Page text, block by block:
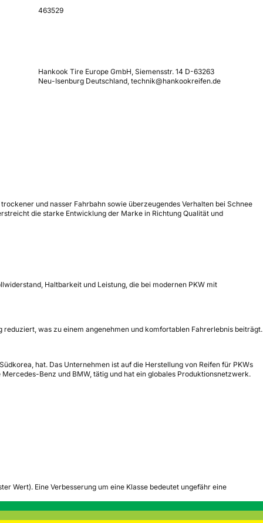
463529
Hankook Tire Europe GmbH, Siemensstr. 14 D-63263
Neu-Isenburg Deutschland, technik@hankookreifen.de
und nasser Fahrbahn sowie überzeugendes Verhalten bei Schnee
die starke Entwicklung der Marke in Richtung Qualität und
Haltbarkeit und Leistung, die bei modernen PKW mit
was zu einem angenehmen und komfortablen Fahrerlebnis beiträgt.
hat. Das Unternehmen ist auf die Herstellung von Reifen für PKWs
Benz und BMW, tätig und hat ein globales Produktionsnetzwerk.
Wert). Eine Verbesserung um eine Klasse bedeutet ungefähr eine